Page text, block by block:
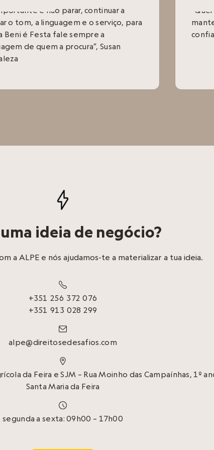
é não parar, continuar a
o tom, a linguagem e o serviço, para
Beni é Festa fale sempre a
de quem a procura”, Susan
ideia de negócio?
a ALPE e nós ajudamos-te a materializar a tua ideia.

+351 256 372 076
+351 913 028 299

alpe@direitosedesafios.com

da Feira e SJM – Rua Moinho das Campaínhas, 1º
Santa Maria da Feira

segunda a sexta: 09h00 – 17h00